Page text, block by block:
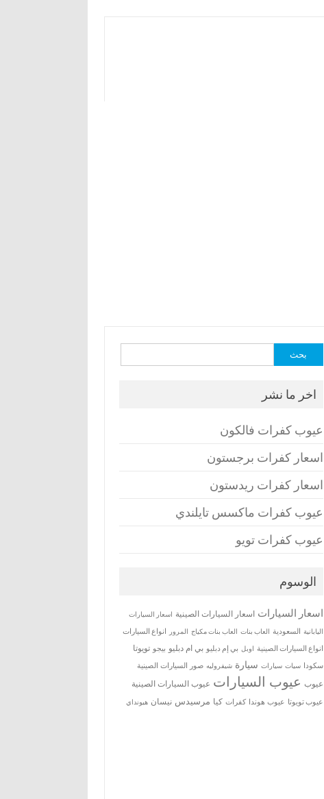
البحث
اخر ما نشر
عيوب كفرات فالكون
اسعار كفرات برجستون
اسعار كفرات ريدستون
عيوب كفرات ماكسس تايلندي
عيوب كفرات تويو
الوسوم
اسعار السيارات اسعار السيارات الصينية اسعار السيارات
اليابانية السعودية العاب بنات العاب بنات مكياج المرور انواع السيارات
انواع السيارات الصينية اوبل بي إم دبليو بي ام دبليو بيجو تويوتا
سكودا سيات سيارات سيارة شيفروليه صور السيارات الصينية
عيوب عيوب السيارات عيوب السيارات الصينية
عيوب تويوتا عيوب هوندا كفرات كيا مرسيدس نيسان هيونداي